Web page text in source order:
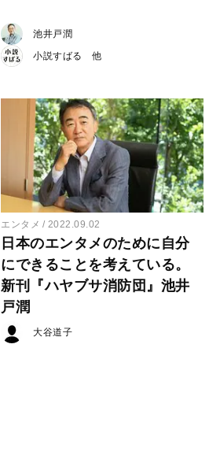
池井戸潤
小説すばる
エンタメ 2022.09.02
日本のエンタメのために自分
にできることを考えている。
新刊『ハヤブサ消防団』池井
戸潤
大谷道子